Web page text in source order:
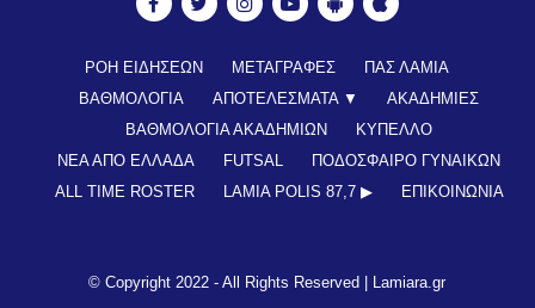
ΡΟΗ ΕΙΔΗΣΕΩΝ ΜΕΤΑΓΡΑΦΕΣ
ΠΑΣ ΛΑΜΙΑ
ΒΑΘΜΟΛΟΓΙΑ
ΑΠΟΤΕΛΕΣΜΑΤΑ ▼
ΑΚΑΔΗΜΙΕΣ
ΒΑΘΜΟΛΟΓΙΑ ΑΚΑΔΗΜΙΩΝ
ΚΥΠΕΛΛΟ
ΝΕΑ ΑΠΟ ΕΛΛΑΔΑ
FUTSAL
ΠΟΔΟΣΦΑΙΡΟ ΓΥΝΑΙΚΩΝ
ALL TIME ROSTER
LAMIA POLIS 87,7 ▶︎ ΕΠΙΚΟΙΝΩΝΊΑ
© Copyright 2022 - All Rights Reserved | Lamiara.gr